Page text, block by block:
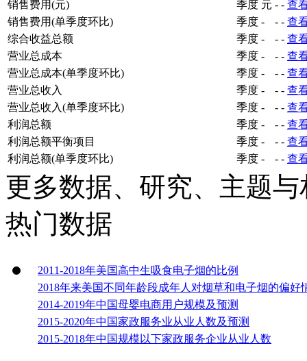
销售费用(元)
季度 元 - - 查
销售费用(单季度环比)
季度 - - - 查
综合收益总额
季度 - - - 查
营业总成本
季度 - - - 查
营业总成本(单季度环比)
季度 - - - 查
营业总收入
季度 - - - 查
营业总收入(单季度环比)
季度 - - - 查
利润总额
季度 - - - 查
利润总额平衡项目
季度 - - - 查
利润总额(单季度环比)
季度 - - - 查
更多数据、研究、主题
热门数据
2011-2018年美国高中生吸食电子烟的比例
2018年来美国不同年龄段成年人对烟草和电子烟的偏好
2014-2019年中国母婴电商用户规模及预测
2015-2020年中国家政服务业从业人数及预测
2015-2018年中国规模以下家政服务企业从业人数